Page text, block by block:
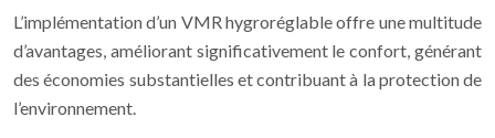
L’implémentation d’un VMR hygroréglable offre une multitude
d’avantages, améliorant significativement le confort, générant
des économies substantielles et contribuant à la protection de
l’environnement.